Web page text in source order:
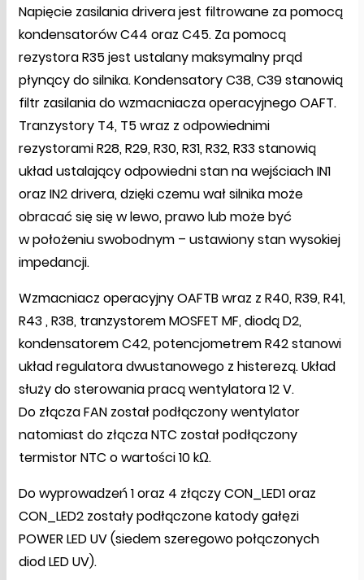
Napięcie zasilania drivera jest filtrowane za pomocą
kondensatorów C44 oraz C45. Za pomocą
rezystora R35 jest ustalany maksymalny prąd
płynący do silnika. Kondensatory C38, C39 stanowią
filtr zasilania do wzmacniacza operacyjnego OAFT.
Tranzystory T4, T5 wraz z odpowiednimi
rezystorami R28, R29, R30, R31, R32, R33 stanowią
układ ustalający odpowiedni stan na wejściach IN1
oraz IN2 drivera, dzięki czemu wał silnika może
obracać się się w lewo, prawo lub może być
w położeniu swobodnym – ustawiony stan wysokiej
impedancji.
Wzmacniacz operacyjny OAFTB wraz z R40, R39, R41,
R43 , R38, tranzystorem MOSFET MF, diodą D2,
kondensatorem C42, potencjometrem R42 stanowi
układ regulatora dwustanowego z histerezą. Układ
służy do sterowania pracą wentylatora 12 V.
Do złącza FAN został podłączony wentylator
natomiast do złącza NTC został podłączony
termistor NTC o wartości 10 kΩ.
Do wyprowadzeń 1 oraz 4 złączy CON_LED1 oraz
CON_LED2 zostały podłączone katody gałęzi
POWER LED UV (siedem szeregowo połączonych
diod LED UV).